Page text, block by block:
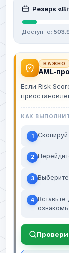
Резерв
Доступно:
ВАЖНО
AML-
Если Risk
КАК
1
2
3
4